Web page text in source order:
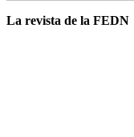
La revista de la FEDN